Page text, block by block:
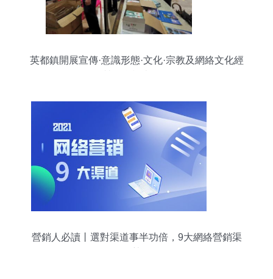
英都鎮開展宣傳·意識形態·文化·宗教及網絡文化經
營銷人必讀丨選對渠道事半功倍，9大網絡營銷渠